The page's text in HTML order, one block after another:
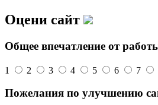
Оцени сайт
Общее впечатление от
1 2 3 4 5 6 7
Пожелания по улучшению